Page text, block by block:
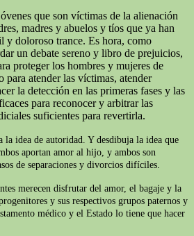
que son víctimas de la alienación
madres y abuelos y tíos que ya han
y doloroso trance. Es hora, como
un debate sereno y libro de prejuicios,
proteger los hombres y mujeres de
para atender las víctimas, atender
la detección en las primeras fases y las
para reconocer y arbitrar las
suficientes para revertirla.
idea de autoridad. Y desdibuja la idea que
aportan amor al hijo, y ambos son
de separaciones y divorcios difíciles.
merecen disfrutar del amor, el bagaje y la
y sus respectivos grupos paternos y
médico y el Estado lo tiene que hacer